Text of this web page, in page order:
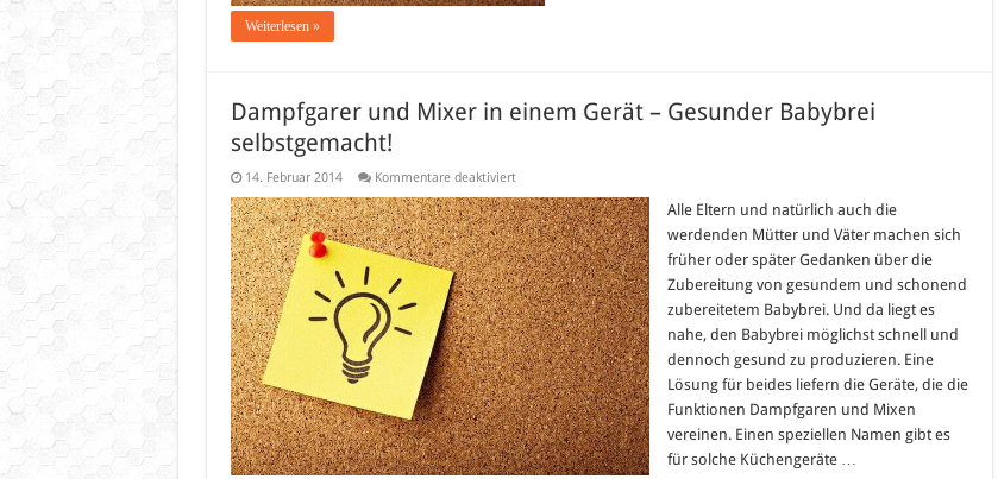
Weiterlesen »
Dampfgarer und Mixer in einem Gerät – Gesunder Babybrei
selbstgemacht!
14. Februar 2014 Kommentare deaktiviertfür
und
Mixer
in
einem
Gerät
–
Gesunder
Babybrei
selbstgemacht!
Alle Eltern und natürlich auch die
werdenden Mütter und Väter machen sich
früher oder später Gedanken über die
Zubereitung von gesundem und schonend
zubereitetem Babybrei. Und da liegt es
nahe, den Babybrei möglichst schnell und
dennoch gesund zu produzieren. Eine
Lösung für beides liefern die Geräte, die die
Funktionen Dampfgaren und Mixen
vereinen. Einen speziellen Namen gibt es
für solche Küchengeräte …